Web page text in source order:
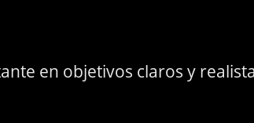
en objetivos claros y